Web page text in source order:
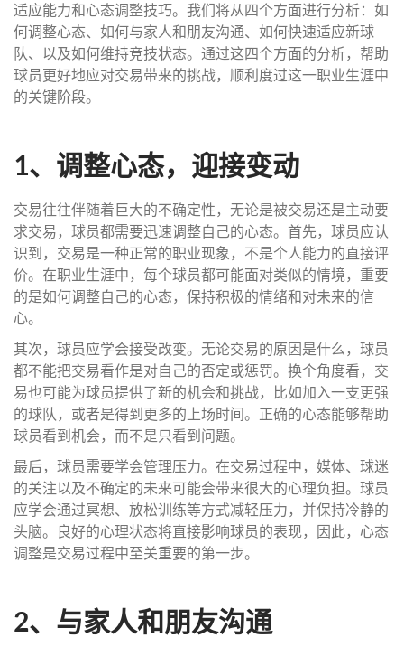
适应能力和心态调整技巧。我们将从四个方面进行分析：如
何调整心态、如何与家人和朋友沟通、如何快速适应新球
队、以及如何维持竞技状态。通过这四个方面的分析，帮助
球员更好地应对交易带来的挑战，顺利度过这一职业生涯中
的关键阶段。
1、调整心态，迎接变动
交易往往伴随着巨大的不确定性，无论是被交易还是主动要
求交易，球员都需要迅速调整自己的心态。首先，球员应认
识到，交易是一种正常的职业现象，不是个人能力的直接评
价。在职业生涯中，每个球员都可能面对类似的情境，重要
的是如何调整自己的心态，保持积极的情绪和对未来的信
心。
其次，球员应学会接受改变。无论交易的原因是什么，球员
都不能把交易看作是对自己的否定或惩罚。换个角度看，交
易也可能为球员提供了新的机会和挑战，比如加入一支更强
的球队，或者是得到更多的上场时间。正确的心态能够帮助
球员看到机会，而不是只看到问题。
最后，球员需要学会管理压力。在交易过程中，媒体、球迷
的关注以及不确定的未来可能会带来很大的心理负担。球员
应学会通过冥想、放松训练等方式减轻压力，并保持冷静的
头脑。良好的心理状态将直接影响球员的表现，因此，心态
调整是交易过程中至关重要的第一步。
2、与家人和朋友沟通